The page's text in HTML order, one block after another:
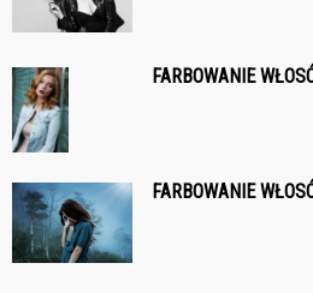
FARBOWANIE
FARBOWANIE